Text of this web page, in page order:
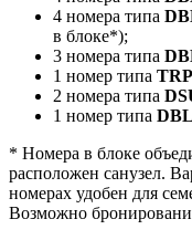
4 номера типа
в блоке*);
3 номера типа
1 номер типа
2 номера типа
1 номер типа
* Номера в блоке
расположен санузел.
номерах удобен для
Возможно